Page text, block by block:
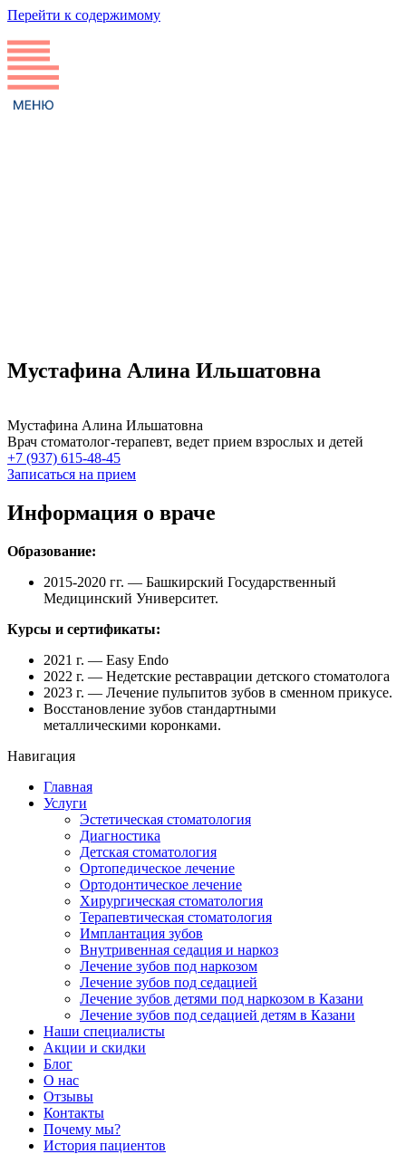
Перейти к содержимому
Мустафина Алина Ильшатовна
Мустафина Алина Ильшатовна
Врач стоматолог-терапевт, ведет прием взрослых и детей
+7 (937) 615-48-45
Записаться на прием
Информация о враче
Образование:
2015-2020 гг. — Башкирский Государственный
Медицинский Университет.
Курсы и сертификаты:
2021 г. — Easy Endo
2022 г. — Недетские реставрации детского стоматолога
2023 г. — Лечение пульпитов зубов в сменном прикусе.
Восстановление зубов стандартными
металлическими коронками.
Навигация
Главная
Услуги
Эстетическая стоматология
Диагностика
Детская стоматология
Ортопедическое лечение
Ортодонтическое лечение
Хирургическая стоматология
Терапевтическая стоматология
Имплантация зубов
Внутривенная седация и наркоз
Лечение зубов под наркозом
Лечение зубов под седацией
Лечение зубов детями под наркозом в Казани
Лечение зубов под седацией детям в Казани
Наши специалисты
Акции и скидки
Блог
О нас
Отзывы
Контакты
Почему мы?
История пациентов